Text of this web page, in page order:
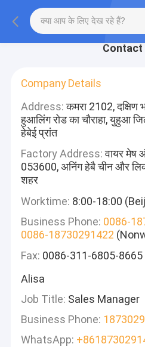
Contact
Company Details
Address:कमरा 2102, दक्षिण
हुआलिंग रोड का चौराहा, युहुआ
हेबेई प्रांत
Factory Address:वायर मेष
053600, अनिंग हेबै चीन और
शहर
Worktime: 8:00-18:00
Business Phone: 0086-
0086-18730291422
Fax: 0086-311-6805-8665
Alisa
Job Title: Sales Manager
Business Phone:
WhatsApp: